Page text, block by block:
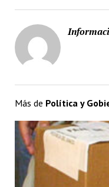
Más de Política y